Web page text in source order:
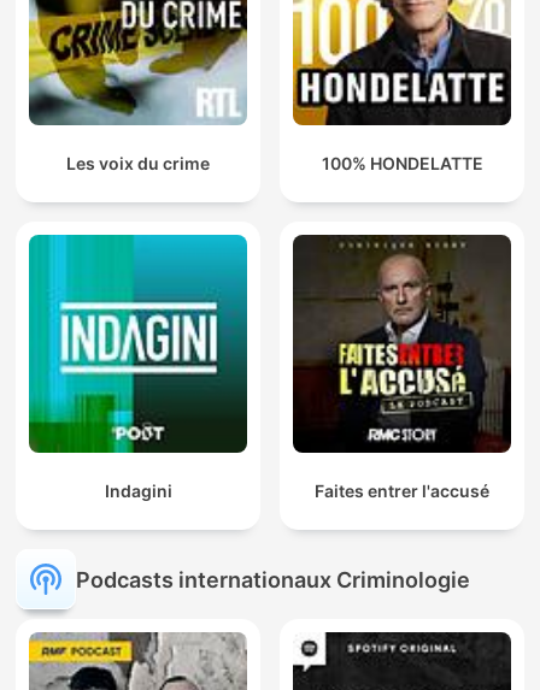
Les voix du crime 100% HONDELATTE
Indagini Faites entrer l'accusé
Podcasts internationaux Criminologie